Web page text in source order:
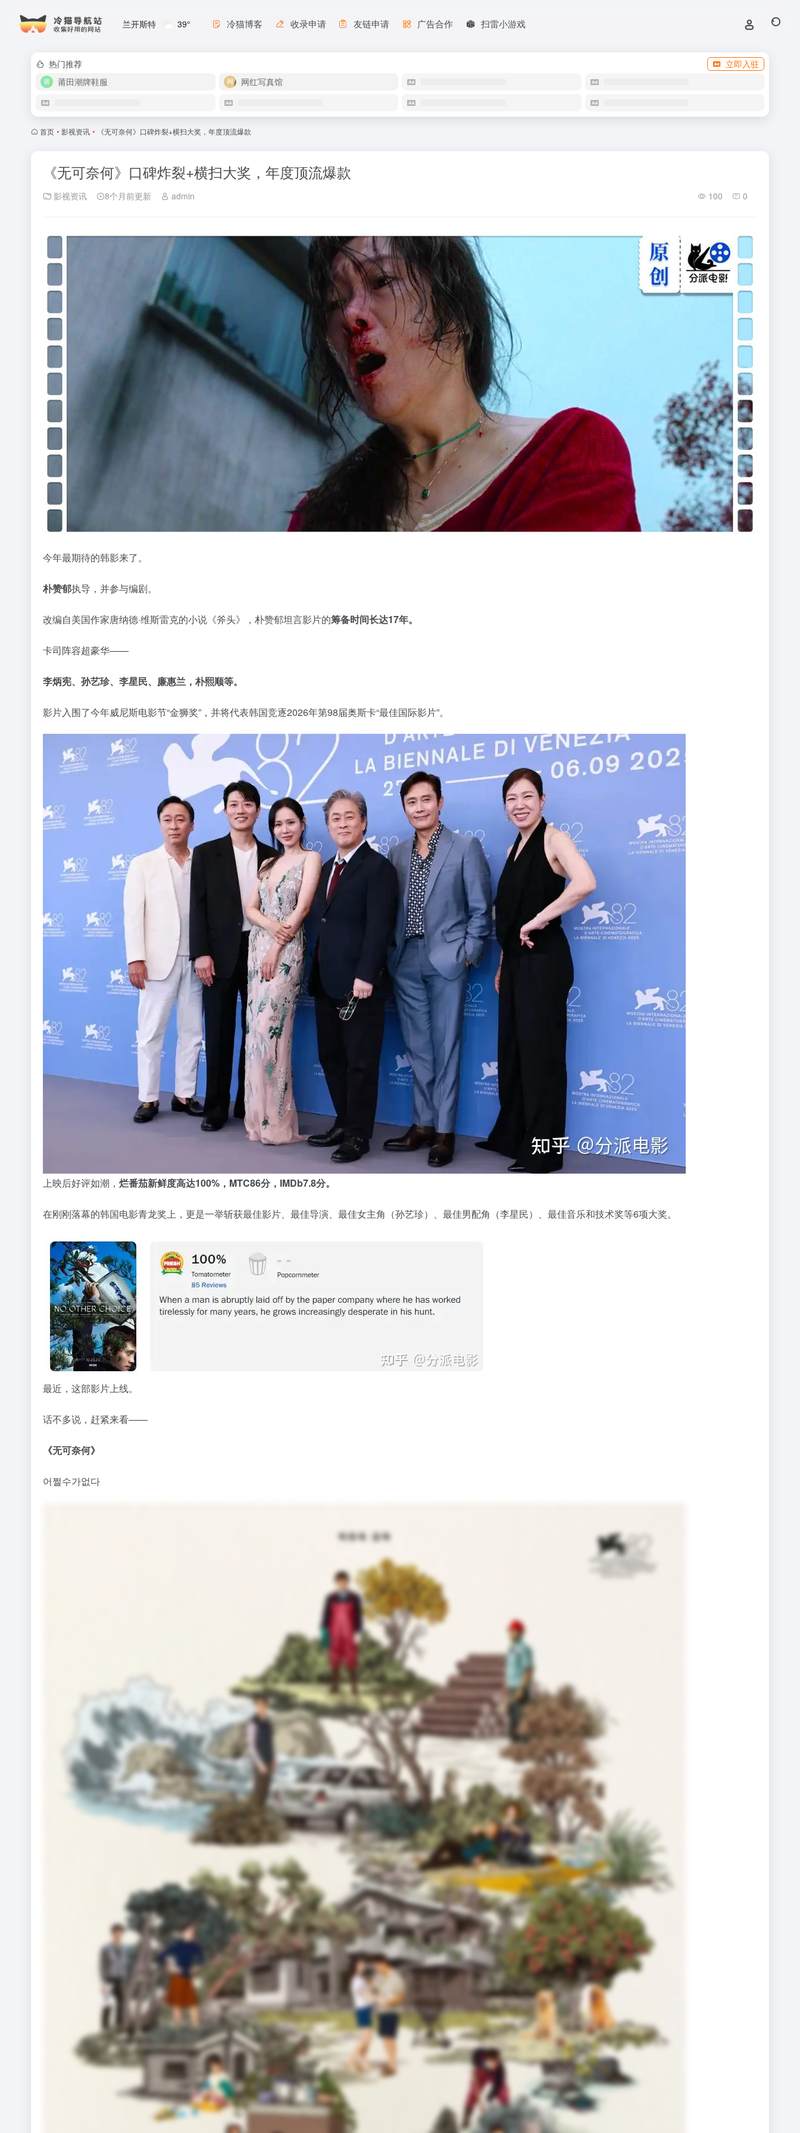
兰开斯特 39° 冷猫博客 收录申请 友链申请 广告合作 扫雷小游戏
热门推荐
立即入驻
莆田潮牌鞋服
网红写真馆
首页 • 影视资讯 • 《无可奈何》口碑炸裂+横扫大奖，年度顶流爆款
《无可奈何》口碑炸裂+横扫大奖，年度顶流爆款
影视资讯 8个月前更新 admin 100 0
今年最期待的韩影来了。
朴赞郁执导，并参与编剧。
改编自美国作家唐纳德·维斯雷克的小说《斧头》，朴赞郁坦言影片的筹备时间长达17年。
卡司阵容超豪华——
李炳宪、孙艺珍、李星民、廉惠兰，朴熙顺等。
影片入围了今年威尼斯电影节“金狮奖”，并将代表韩国竞逐2026年第98届奥斯卡“最佳国际影片”。
上映后好评如潮， 烂番茄新鲜度高达100%，MTC86分，IMDb7.8分。
在刚刚落幕的韩国电影青龙奖上，更是一举斩获最佳影片、最佳导演、最佳女主角（孙艺珍）、最佳男配角（李星民）、最佳音乐和技术奖等6项大奖。
最近，这部影片上线。
话不多说，赶紧来看——
《无可奈何》
어쩔수가없다